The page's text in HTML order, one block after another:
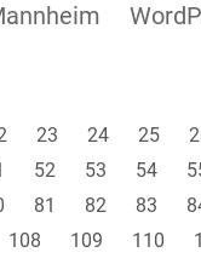
23 24 25
52 53 54
81 82 83
108 109 110